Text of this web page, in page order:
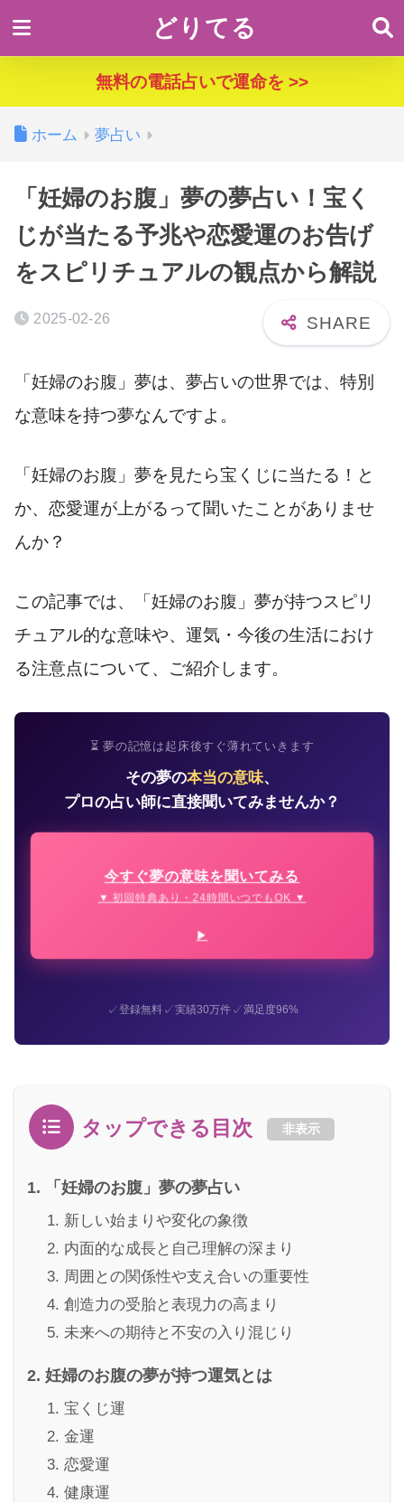
どりてる
無料の電話占いで運命を >>
ホーム 夢占い
「妊婦のお腹」夢の夢占い！宝く
じが当たる予兆や恋愛運のお告げ
をスピリチュアルの観点から解説
2025-02-26
「妊婦のお腹」夢は、夢占いの世界では、特別
な意味を持つ夢なんですよ。
「妊婦のお腹」夢を見たら宝くじに当たる！と
か、恋愛運が上がるって聞いたことがありませ
んか？
この記事では、「妊婦のお腹」夢が持つスピリ
チュアル的な意味や、運気・今後の生活におけ
る注意点について、ご紹介します。
⏳ 夢の記憶は起床後すぐ薄れていきます
その夢の本当の意味、
プロの占い師に直接聞いてみませんか？
今すぐ夢の意味を聞いてみる
▼ 初回特典あり・24時間いつでもOK ▼
✓登録無料✓実績30万件✓満足度96%
タップできる目次 非表示
「妊婦のお腹」夢の夢占い
新しい始まりや変化の象徴
内面的な成長と自己理解の深まり
周囲との関係性や支え合いの重要性
創造力の受胎と表現力の高まり
未来への期待と不安の入り混じり
妊婦のお腹の夢が持つ運気とは
宝くじ運
金運
恋愛運
健康運